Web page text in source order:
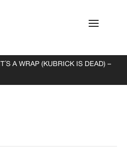
IT´S A WRAP (KUBRICK IS DEAD) –